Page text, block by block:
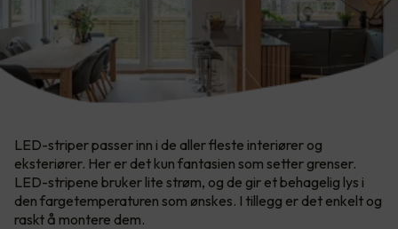
LED-striper passer inn i de aller fleste interiører og
eksteriører. Her er det kun fantasien som setter grenser.​
LED-stripene bruker lite strøm, og de gir et behagelig lys i
den fargetemperaturen som ønskes. I tillegg er det enkelt og
raskt å montere dem.​